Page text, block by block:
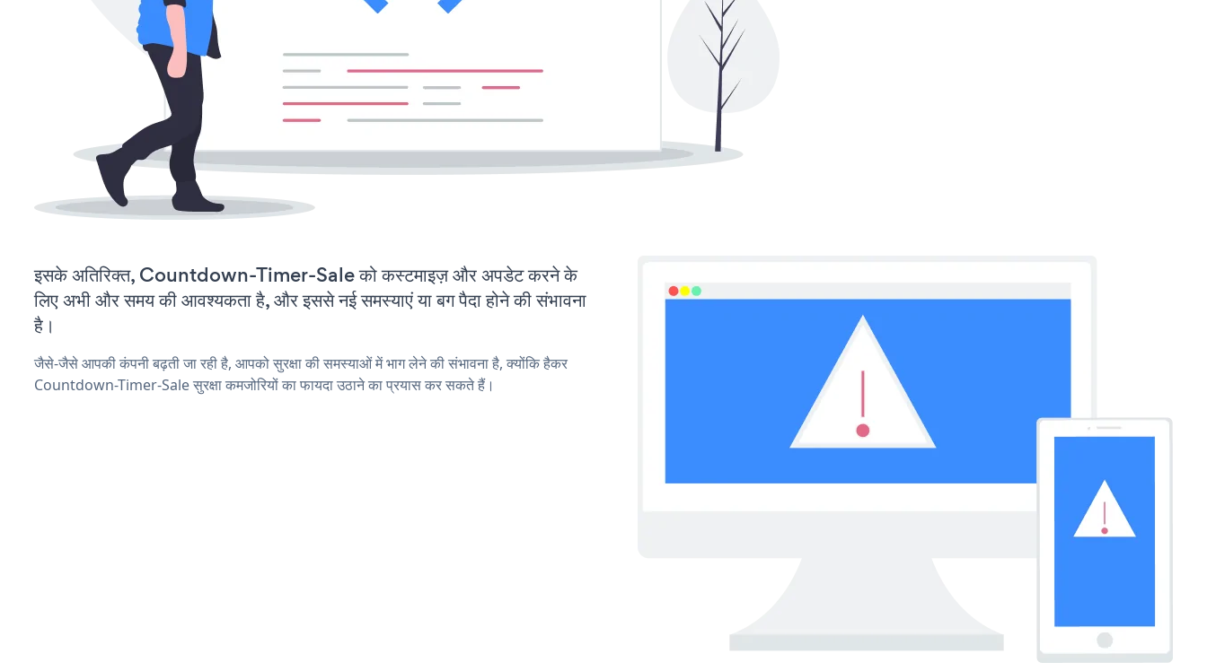
इसके अतिरिक्त, Countdown-Timer-Sale को कस्टमाइज़ और अपडेट करने के
लिए अभी और समय की आवश्यकता है, और इससे नई समस्याएं या बग पैदा होने की संभावना
है।
जैसे-जैसे आपकी कंपनी बढ़ती जा रही है, आपको सुरक्षा की समस्याओं में भाग लेने की संभावना है, क्योंकि हैकर
Countdown-Timer-Sale सुरक्षा कमजोरियों का फायदा उठाने का प्रयास कर सकते हैं।